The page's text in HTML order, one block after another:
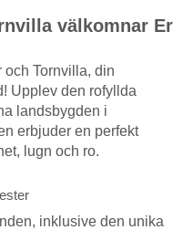
välkomnar Er
Tornvilla, din
Upplev den rofyllda
landsbygden i
erbjuder en perfekt
lugn och ro.
inklusive den unika